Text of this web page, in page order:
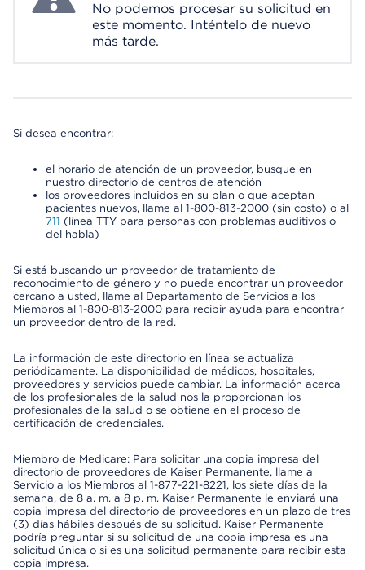
No podemos procesar su solicitud en
este momento. Inténtelo de nuevo
más tarde.
Si desea encontrar:
el horario de atención de un proveedor, busque en
nuestro directorio de centros de atención
los proveedores incluidos en su plan o que aceptan
pacientes nuevos, llame al 1-800-813-2000 (sin costo) o al
711 (línea TTY para personas con problemas auditivos o
del habla)
Si está buscando un proveedor de tratamiento de
reconocimiento de género y no puede encontrar un proveedor
cercano a usted, llame al Departamento de Servicios a los
Miembros al 1-800-813-2000 para recibir ayuda para encontrar
un proveedor dentro de la red.
La información de este directorio en línea se actualiza
periódicamente. La disponibilidad de médicos, hospitales,
proveedores y servicios puede cambiar. La información acerca
de los profesionales de la salud nos la proporcionan los
profesionales de la salud o se obtiene en el proceso de
certificación de credenciales.
Miembro de Medicare: Para solicitar una copia impresa del
directorio de proveedores de Kaiser Permanente, llame a
Servicio a los Miembros al 1-877-221-8221, los siete días de la
semana, de 8 a. m. a 8 p. m. Kaiser Permanente le enviará una
copia impresa del directorio de proveedores en un plazo de tres
(3) días hábiles después de su solicitud. Kaiser Permanente
podría preguntar si su solicitud de una copia impresa es una
solicitud única o si es una solicitud permanente para recibir esta
copia impresa.